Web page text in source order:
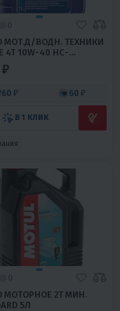
МОТ.Д/ВОДН. ТЕХНИКИ
4T 10W-40 НС-
₽
60 ₽ 60 ₽
В 1 КЛИК
МОТОРНОЕ 2Т МИН.
5Л